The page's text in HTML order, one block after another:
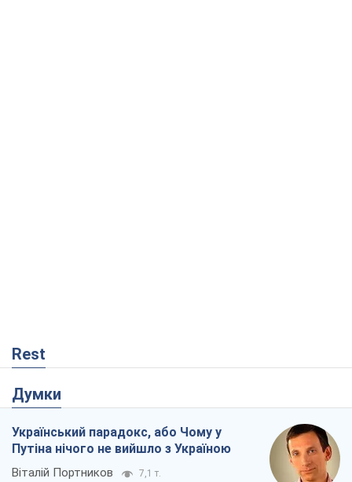
Rest
Думки
Український парадокс, або Чому у
Путіна нічого не вийшло з Україною
Віталій Портников 7,1 т.